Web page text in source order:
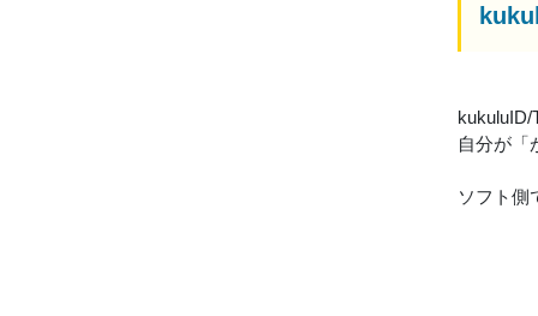
kukuluID/
自分が「
ソフト側